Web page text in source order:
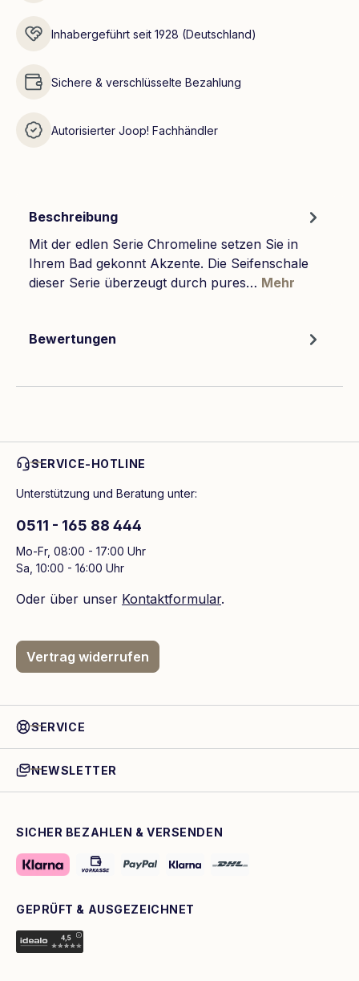
Inhabergeführt seit 1928 (Deutschland)
Sichere & verschlüsselte Bezahlung
Autorisierter Joop! Fachhändler
Beschreibung
Mit der edlen Serie Chromeline setzen Sie in
Ihrem Bad gekonnt Akzente. Die Seifenschale
dieser Serie überzeugt durch pures… Mehr
Bewertungen
SERVICE-HOTLINE
Unterstützung und Beratung unter:
0511 - 165 88 444
Mo-Fr, 08:00 - 17:00 Uhr
Sa, 10:00 - 16:00 Uhr
Oder über unser Kontaktformular.
Vertrag widerrufen
SERVICE
NEWSLETTER
SICHER BEZAHLEN & VERSENDEN
GEPRÜFT & AUSGEZEICHNET